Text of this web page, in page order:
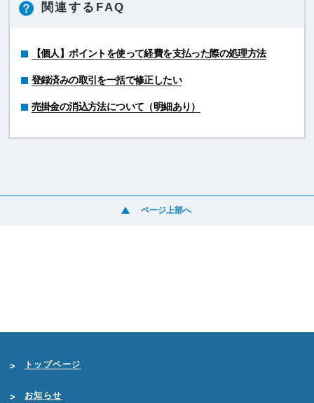
関連するFAQ
【個人】ポイントを使って経費を支払った際の処理方法
登録済みの取引を一括で修正したい
売掛金の消込方法について（明細あり）
ページ上部へ
トップページ
お知らせ